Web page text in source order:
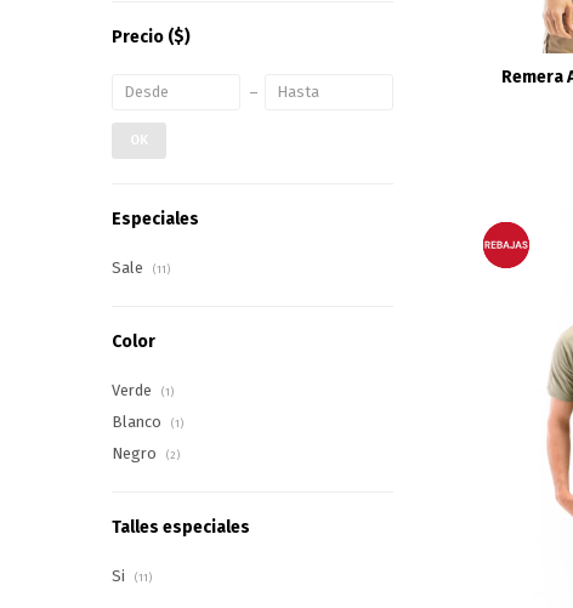
Remera
Precio ($)
OK
Especiales
Sale (11)
Color
Verde (1)
Blanco (1)
Negro (2)
Talles especiales
Si (11)